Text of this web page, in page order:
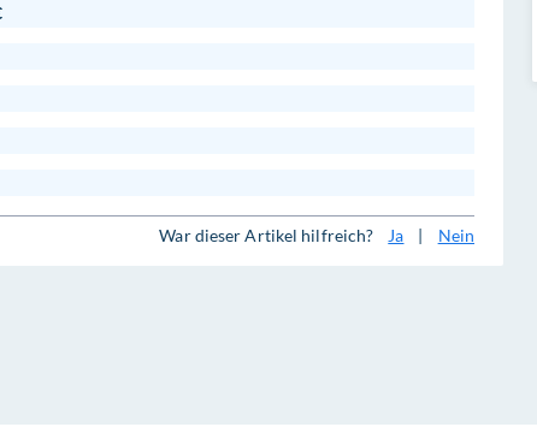
War dieser Artikel hilfreich? Ja | Nein